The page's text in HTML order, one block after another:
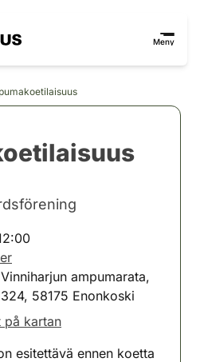
Meny
ampumarata,
58175 Enonkoski
på kartan
esitettävä ennen koetta